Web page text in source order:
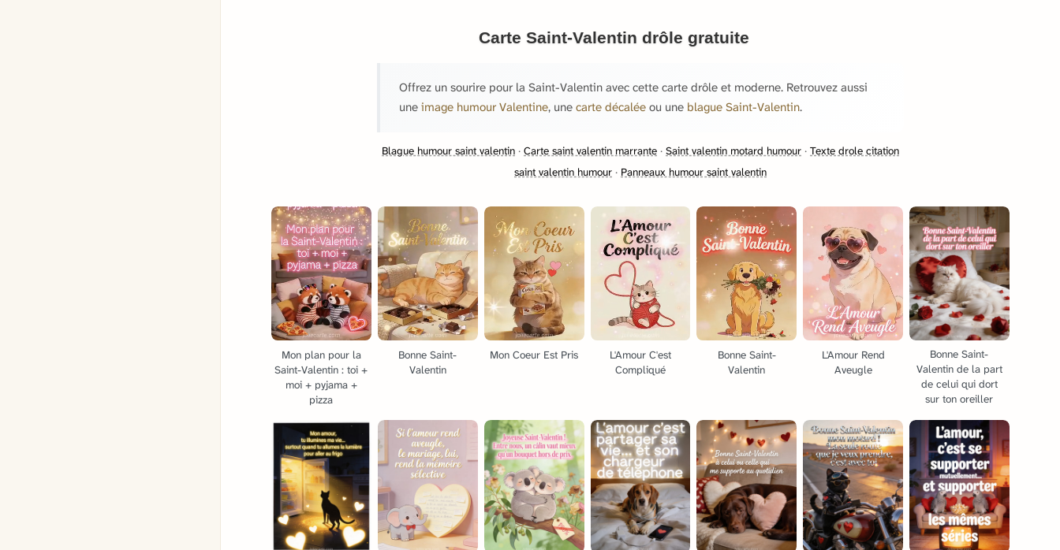
Carte Saint-Valentin drôle gratuite
Offrez un sourire pour la Saint-Valentin avec cette carte drôle et moderne. Retrouvez aussi
une image humour Valentine, une carte décalée ou une blague Saint-Valentin.
Blague humour saint valentin · Carte saint valentin marrante · Saint valentin motard humour · Texte drole citation
saint valentin humour · Panneaux humour saint valentin
Mon plan pour la
Saint-Valentin : toi +
moi + pyjama +
pizza
Bonne Saint-
Valentin
Mon Coeur Est Pris
L'Amour C'est
Compliqué
Bonne Saint-
Valentin
L'Amour Rend
Aveugle
Bonne Saint-
Valentin de la part
de celui qui dort
sur ton oreiller